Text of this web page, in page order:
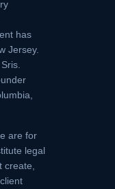
has
Jersey.
are for
legal